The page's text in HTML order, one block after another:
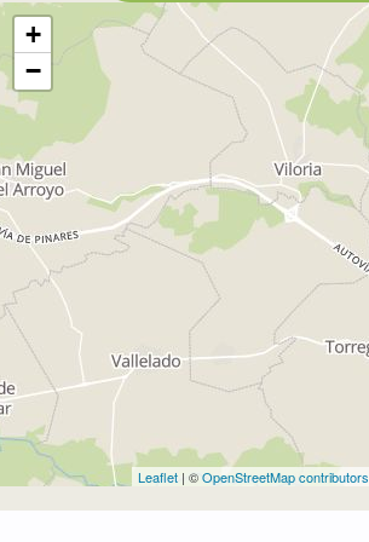
+
−
Leaflet | ©OpenStreetMap contributors